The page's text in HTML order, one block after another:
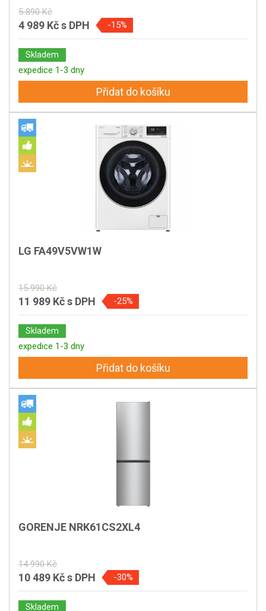
5 890 Kč
4 989 Kčs DPH -15%
Skladem
expedice 1-3 dny
Přidat do košíku
LG FA49V5VW1W
15 990 Kč
11 989 Kčs DPH -25%
Skladem
expedice 1-3 dny
Přidat do košíku
GORENJE NRK61CS2XL4
14 990 Kč
10 489 Kčs DPH -30%
Skladem